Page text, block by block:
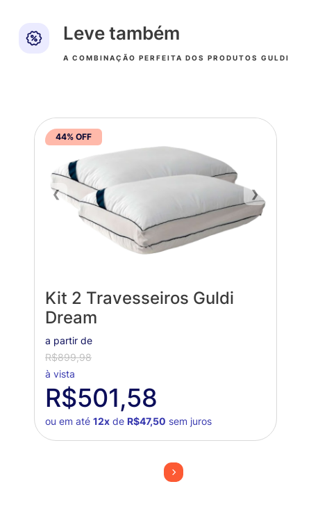
Leve também
A COMBINAÇÃO PERFEITA DOS PRODUTOS GULDI
44% OFF
❮ ❯
Kit 2 Travesseiros Guldi
Dream
a partir de
R$899,98
à vista
R$501,58
ou em até 12xde R$47,50 sem juros